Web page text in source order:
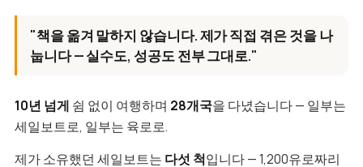
"책을 옮겨 말하지 않습니다. 제가 직접 겪은 것을 나
눕니다 — 실수도, 성공도 전부 그대로."
10년 넘게 쉼 없이 여행하며 28개국을 다녔습니다 — 일부는
세일보트로, 일부는 육로로.
제가 소유했던 세일보트는 다섯 척입니다 — 1,200유로짜리